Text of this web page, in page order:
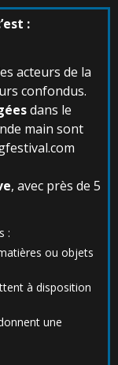
:
acteurs de la
confondus.
dans le
main sont
, avec près de 5
:
ou objets
à disposition
une